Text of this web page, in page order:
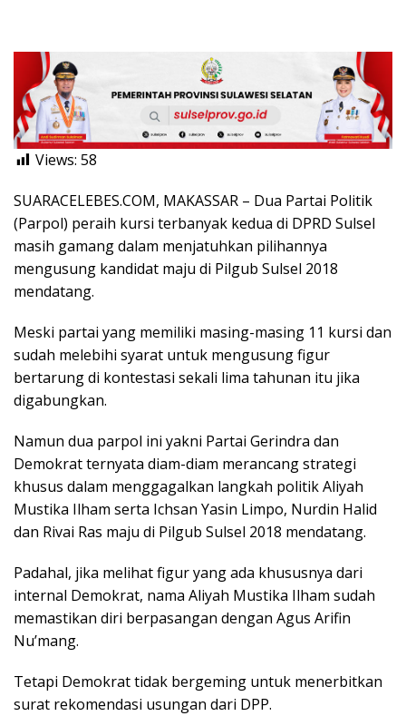
Views: 58
SUARACELEBES.COM, MAKASSAR – Dua Partai Politik
(Parpol) peraih kursi terbanyak kedua di DPRD Sulsel
masih gamang dalam menjatuhkan pilihannya
mengusung kandidat maju di Pilgub Sulsel 2018
mendatang.
Meski partai yang memiliki masing-masing 11 kursi dan
sudah melebihi syarat untuk mengusung figur
bertarung di kontestasi sekali lima tahunan itu jika
digabungkan.
Namun dua parpol ini yakni Partai Gerindra dan
Demokrat ternyata diam-diam merancang strategi
khusus dalam menggagalkan langkah politik Aliyah
Mustika Ilham serta Ichsan Yasin Limpo, Nurdin Halid
dan Rivai Ras maju di Pilgub Sulsel 2018 mendatang.
Padahal, jika melihat figur yang ada khususnya dari
internal Demokrat, nama Aliyah Mustika Ilham sudah
memastikan diri berpasangan dengan Agus Arifin
Nu’mang.
Tetapi Demokrat tidak bergeming untuk menerbitkan
surat rekomendasi usungan dari DPP.